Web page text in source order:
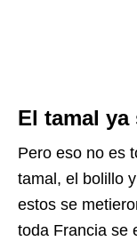
El tamal
Pero eso no es
tamal, el bolillo
estos se
toda Francia se